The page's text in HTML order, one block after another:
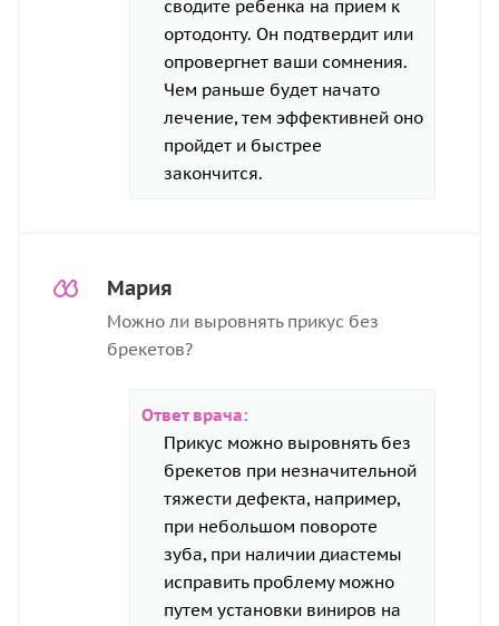
сводите ребенка на прием к
ортодонту. Он подтвердит или
опровергнет ваши сомнения.
Чем раньше будет начато
лечение, тем эффективней оно
пройдет и быстрее
закончится.
Мария
Можно ли выровнять прикус без
брекетов?
Ответ врача:
Прикус можно выровнять без
брекетов при незначительной
тяжести дефекта, например,
при небольшом повороте
зуба, при наличии диастемы
исправить проблему можно
путем установки виниров на